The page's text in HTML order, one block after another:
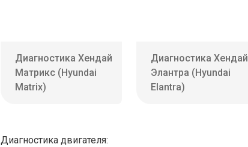
Диагностика Хендай
Матрикс (Hyundai
Matrix)
Диагностика Хендай
Элантра (Hyundai
Elantra)
Диагностика двигателя: